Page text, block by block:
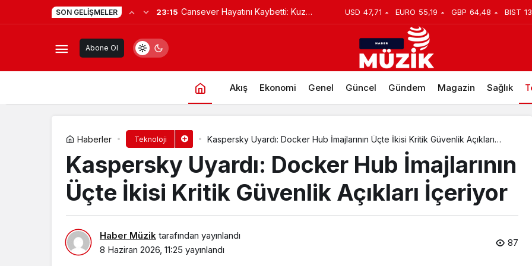
SON GELIŞMELER 17:05 Hacamat herkese uygun bir tedavi USD 47,71 EURO 55,19 GBP 64,48 BIST
Abone Ol
Akış Ekonomi Genel Güncel Gündem Magazin Sağlık
Haberler Teknoloji
Kaspersky Uyardı: Docker Hub İmajlarının Üçte İkisi Kritik Güvenlik Açıkları
Kaspersky Uyardı: Docker Hub İmajlarının
Üçte İkisi Kritik Güvenlik Açıkları İçeriyor
Haber Müzik tarafından yayınlandı
8 Haziran 2026, 11:25 yayınlandı
87
Uç nokta korumasında fark yaratan başarı